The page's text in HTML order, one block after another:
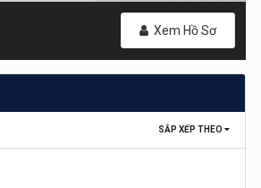
Xem Hồ Sơ
SẮP XẾP THEO